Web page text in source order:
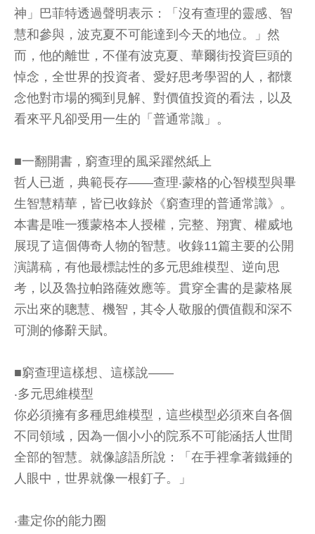
神」巴菲特透過聲明表示：「沒有查理的靈感、智
慧和參與，波克夏不可能達到今天的地位。」然
而，他的離世，不僅有波克夏、華爾街投資巨頭的
悼念，全世界的投資者、愛好思考學習的人，都懷
念他對市場的獨到見解、對價值投資的看法，以及
看來平凡卻受用一生的「普通常識」。
■一翻開書，窮查理的風采躍然紙上
哲人已逝，典範長存——查理‧蒙格的心智模型與畢
生智慧精華，皆已收錄於《窮查理的普通常識》。
本書是唯一獲蒙格本人授權，完整、翔實、權威地
展現了這個傳奇人物的智慧。收錄11篇主要的公開
演講稿，有他最標誌性的多元思維模型、逆向思
考，以及魯拉帕路薩效應等。貫穿全書的是蒙格展
示出來的聰慧、機智，其令人敬服的價值觀和深不
可測的修辭天賦。
■窮查理這樣想、這樣說——
‧多元思維模型
你必須擁有多種思維模型，這些模型必須來自各個
不同領域，因為一個小小的院系不可能涵括人世間
全部的智慧。就像諺語所說：「在手裡拿著鐵錘的
人眼中，世界就像一根釘子。」
‧畫定你的能力圈